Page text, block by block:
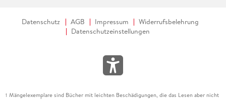
Datenschutz AGB Impressum
Widerrufsbelehrung
Datenschutzeinstellungen
1 Mängelexemplare sind Bücher mit leichten Beschädigungen, die das Lesen aber nicht